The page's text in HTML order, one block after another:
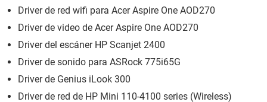
Driver de red wifi para Acer Aspire One AOD270
Driver de video de Acer Aspire One AOD270
Driver del escáner HP Scanjet 2400
Driver de sonido para ASRock 775i65G
Driver de Genius iLook 300
Driver de red de HP Mini 110-4100 series (Wireless)